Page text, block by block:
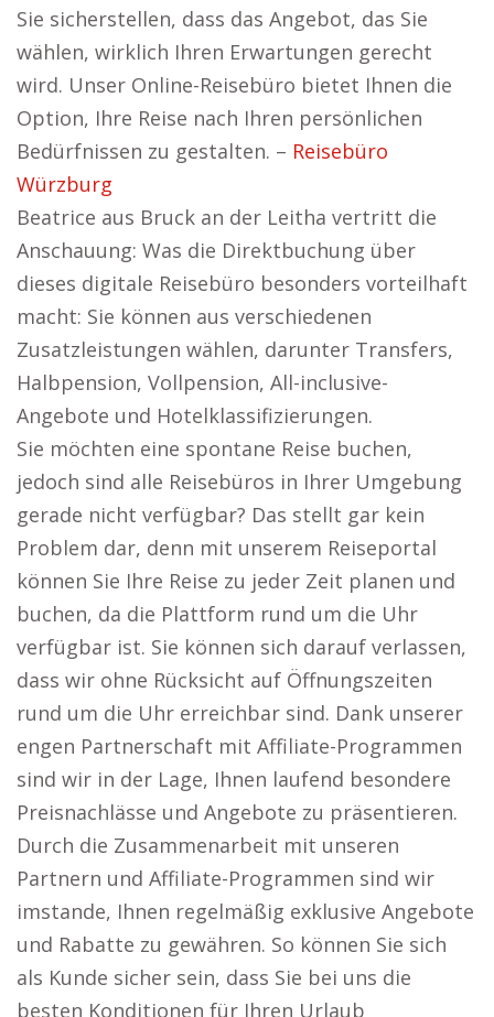
Sie sicherstellen, dass das Angebot, das Sie
wählen, wirklich Ihren Erwartungen gerecht
wird. Unser Online-Reisebüro bietet Ihnen die
Option, Ihre Reise nach Ihren persönlichen
Bedürfnissen zu gestalten. – Reisebüro
Würzburg
Beatrice aus Bruck an der Leitha vertritt die
Anschauung: Was die Direktbuchung über
dieses digitale Reisebüro besonders vorteilhaft
macht: Sie können aus verschiedenen
Zusatzleistungen wählen, darunter Transfers,
Halbpension, Vollpension, All-inclusive-
Angebote und Hotelklassifizierungen.
Sie möchten eine spontane Reise buchen,
jedoch sind alle Reisebüros in Ihrer Umgebung
gerade nicht verfügbar? Das stellt gar kein
Problem dar, denn mit unserem Reiseportal
können Sie Ihre Reise zu jeder Zeit planen und
buchen, da die Plattform rund um die Uhr
verfügbar ist. Sie können sich darauf verlassen,
dass wir ohne Rücksicht auf Öffnungszeiten
rund um die Uhr erreichbar sind. Dank unserer
engen Partnerschaft mit Affiliate-Programmen
sind wir in der Lage, Ihnen laufend besondere
Preisnachlässe und Angebote zu präsentieren.
Durch die Zusammenarbeit mit unseren
Partnern und Affiliate-Programmen sind wir
imstande, Ihnen regelmäßig exklusive Angebote
und Rabatte zu gewähren. So können Sie sich
als Kunde sicher sein, dass Sie bei uns die
besten Konditionen für Ihren Urlaub